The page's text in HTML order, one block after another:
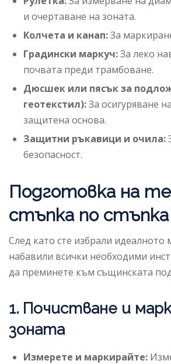
и очертаване на зоната.
Колчета и канап:За
Градински маркуч:За леко
почвата преди трамбоване.
Дюсшек или пясък за
геотекстил):За осигуряване
защитена основа.
Защитни ръкавици и очила:
безопасност.
Подготовка на
стъпка по стъпка
След като сте избрали идеалното
набавили всички необходими
да преминете към същинската
1. Почистване и
зоната
Измерете и маркирайте: